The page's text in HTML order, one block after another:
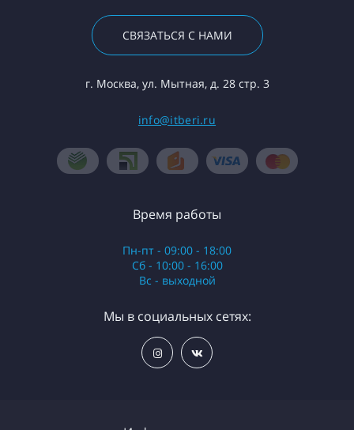
СВЯЗАТЬСЯ С НАМИ
г. Москва, ул. Мытная, д. 28 стр. 3
info@itberi.ru
Время работы
Пн-пт - 09:00 - 18:00
Сб - 10:00 - 16:00
Вс - выходной
Мы в социальных сетях: